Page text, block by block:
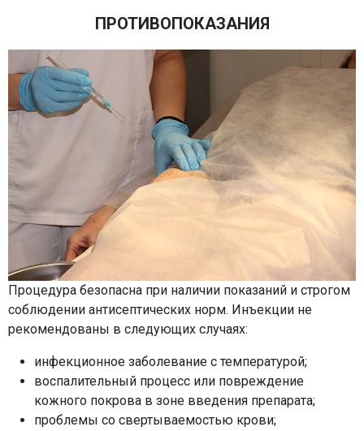
ПРОТИВОПОКАЗАНИЯ
Процедура безопасна при наличии показаний и строгом
соблюдении антисептических норм. Инъекции не
рекомендованы в следующих случаях:
инфекционное заболевание с температурой;
воспалительный процесс или повреждение
кожного покрова в зоне введения препарата;
проблемы со свертываемостью крови;